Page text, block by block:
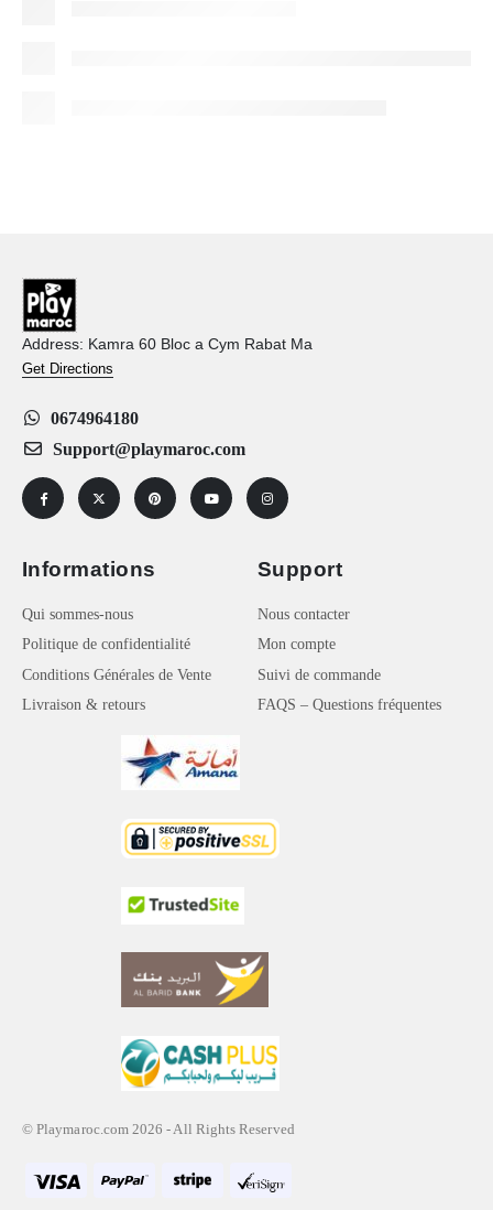
Address: Kamra 60 Bloc a Cym Rabat Ma
Get Directions
0674964180
Support@playmaroc.com
Informations
Qui sommes-nous
Politique de confidentialité
Conditions Générales de Vente
Livraison & retours
Support
Nous contacter
Mon compte
Suivi de commande
FAQS – Questions fréquentes
© Playmaroc.com 2026 - All Rights Reserved